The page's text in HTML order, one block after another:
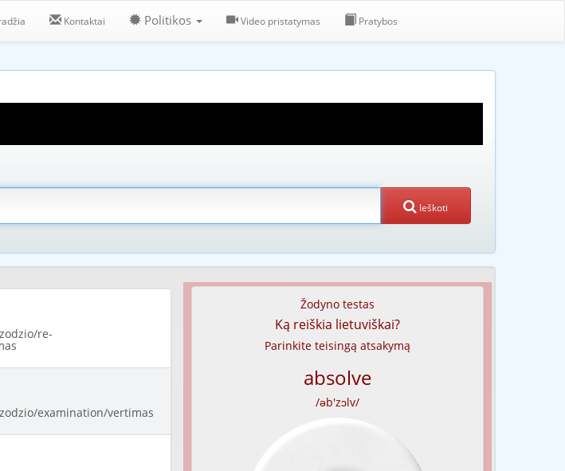
Kontaktai Politikos Video pristatymas Pratybos
Ieškoti
re-
examination/vertimas
Žodyno testas
Ką reiškia lietuviškai?
Parinkite teisingą atsakymą
absolve
/əb'zɔlv/